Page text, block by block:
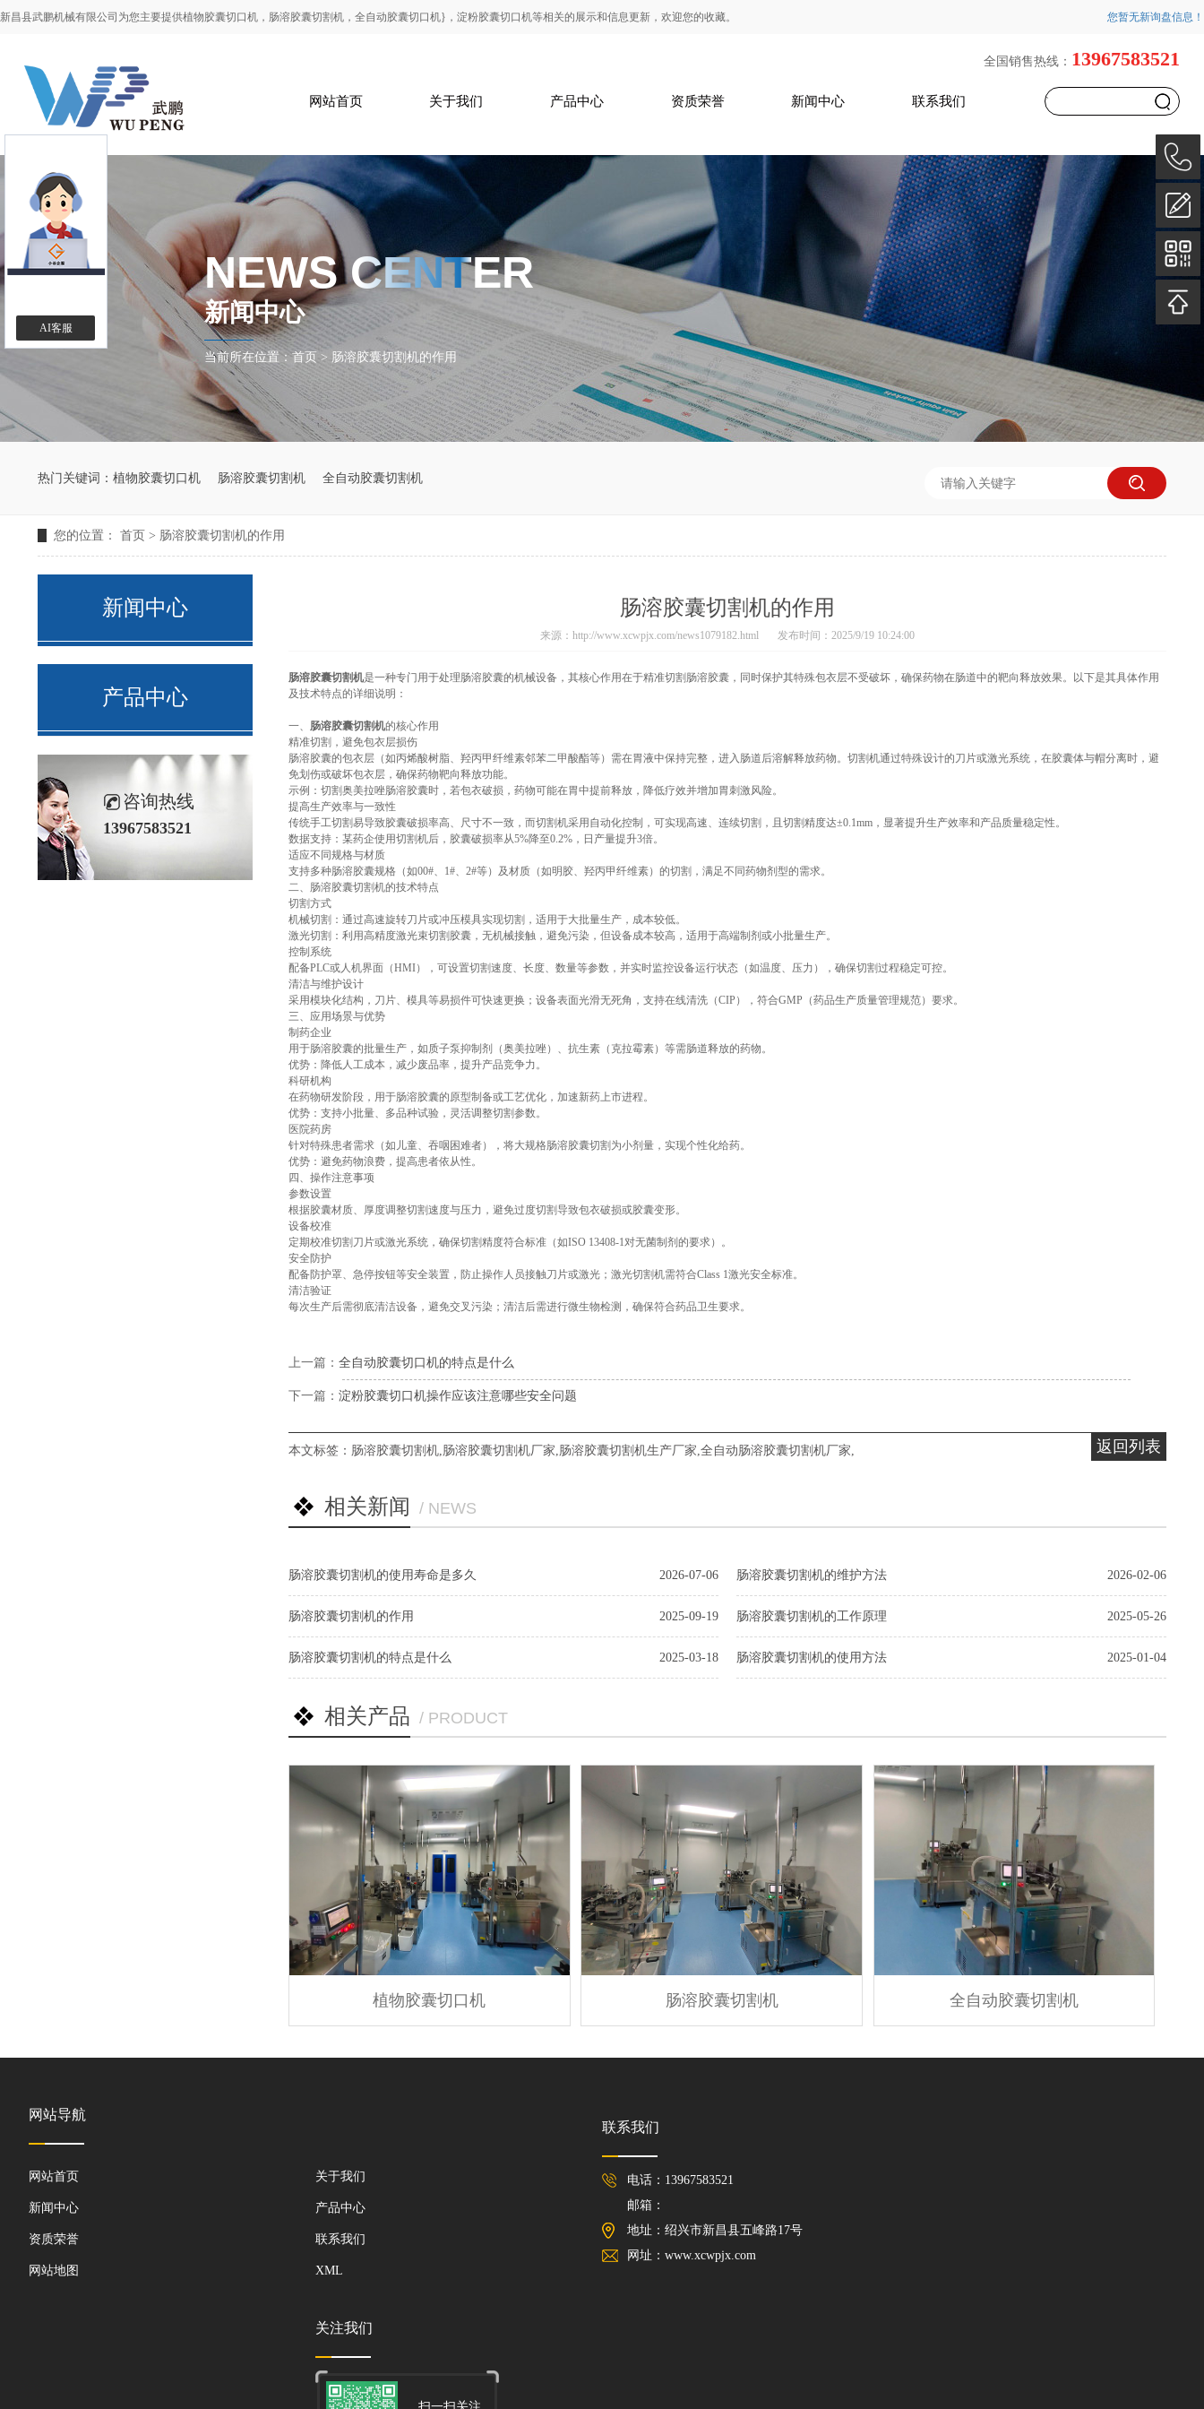
新昌县武鹏机械有限公司为您主要提供植物胶囊切口机 ，肠溶胶囊切割机，全自动胶囊切口机}，淀粉胶囊切口机等相关的展示和信息更新，欢迎您的收藏。 您暂无新询盘信息！
网站首页 关于我们 产品中心 资质荣誉 新闻中心 联系我们 `
全国销售热线： 13967583521
NEWS CENTER
新闻中心
当前所在位置：首页 > 肠溶胶囊切割机的作用
热门关键词： 植物胶囊切口机 肠溶胶囊切割机 全自动胶囊切割机
您的位置： 首页 > 肠溶胶囊切割机的作用
新闻中心
产品中心
咨询热线
13967583521
肠溶胶囊切割机的作用
来源：http://www.xcwpjx.com/news1079182.html 发布时间：2025/9/19 10:24:00
肠溶胶囊切割机是一种专门用于处理肠溶胶囊的机械设备，其核心作用在于精准切割肠溶胶囊，同时保护其特殊包衣层不受破坏，确保药物在肠道中的靶向释放效果。以下是其具体作用
及技术特点的详细说明：
一、 肠溶胶囊切割机的核心作用
精准切割，避免包衣层损伤
肠溶胶囊的包衣层（如丙烯酸树脂、羟丙甲纤维素邻苯二甲酸酯等）需在胃液中保持完整，进入肠道后溶解释放药物。切割机通过特殊设计的刀片或激光系统，在胶囊体与帽分离时，避
免划伤或破坏包衣层，确保药物靶向释放功能。
示例：切割奥美拉唑肠溶胶囊时，若包衣破损，药物可能在胃中提前释放，降低疗效并增加胃刺激风险。
提高生产效率与一致性
传统手工切割易导致胶囊破损率高、尺寸不一致，而切割机采用自动化控制，可实现高速、连续切割，且切割精度达±0.1mm，显著提升生产效率和产品质量稳定性。
数据支持：某药企使用切割机后，胶囊破损率从5%降至0.2%，日产量提升3倍。
适应不同规格与材质
支持多种肠溶胶囊规格（如00#、1#、2#等）及材质（如明胶、羟丙甲纤维素）的切割，满足不同药物剂型的需求。
二、肠溶胶囊切割机的技术特点
切割方式
机械切割：通过高速旋转刀片或冲压模具实现切割，适用于大批量生产，成本较低。
激光切割：利用高精度激光束切割胶囊，无机械接触，避免污染，但设备成本较高，适用于高端制剂或小批量生产。
控制系统
配备PLC或人机界面（HMI），可设置切割速度、长度、数量等参数，并实时监控设备运行状态（如温度、压力），确保切割过程稳定可控。
清洁与维护设计
采用模块化结构，刀片、模具等易损件可快速更换；设备表面光滑无死角，支持在线清洗（CIP），符合GMP（药品生产质量管理规范）要求。
三、应用场景与优势
制药企业
用于肠溶胶囊的批量生产，如质子泵抑制剂（奥美拉唑）、抗生素（克拉霉素）等需肠道释放的药物。
优势：降低人工成本，减少废品率，提升产品竞争力。
科研机构
在药物研发阶段，用于肠溶胶囊的原型制备或工艺优化，加速新药上市进程。
优势：支持小批量、多品种试验，灵活调整切割参数。
医院药房
针对特殊患者需求（如儿童、吞咽困难者），将大规格肠溶胶囊切割为小剂量，实现个性化给药。
优势：避免药物浪费，提高患者依从性。
四、操作注意事项
参数设置
根据胶囊材质、厚度调整切割速度与压力，避免过度切割导致包衣破损或胶囊变形。
设备校准
定期校准切割刀片或激光系统，确保切割精度符合标准（如ISO 13408-1对无菌制剂的要求）。
安全防护
配备防护罩、急停按钮等安全装置，防止操作人员接触刀片或激光；激光切割机需符合Class 1激光安全标准。
清洁验证
每次生产后需彻底清洁设备，避免交叉污染；清洁后需进行微生物检测，确保符合药品卫生要求。
上一篇： 全自动胶囊切口机的特点是什么
下一篇： 淀粉胶囊切口机操作应该注意哪些安全问题
返回列表
本文标签： 肠溶胶囊切割机,肠溶胶囊切割机厂家,肠溶胶囊切割机生产厂家,全自动肠溶胶囊切割机厂家,
相关新闻 / NEWS
2026-07-06
肠溶胶囊切割机的使用寿命是多久 2026-02-06
肠溶胶囊切割机的维护方法
2025-09-19
肠溶胶囊切割机的作用 2025-05-26
肠溶胶囊切割机的工作原理
2025-03-18
肠溶胶囊切割机的特点是什么 2025-01-04
肠溶胶囊切割机的使用方法
相关产品 / PRODUCT
植物胶囊切口机 肠溶胶囊切割机 全自动胶囊切割机
网站导航
网站首页 关于我们
新闻中心 产品中心
资质荣誉 联系我们
网站地图 XML
联系我们
电话：13967583521
邮箱：
地址：绍兴市新昌县五峰路17号
网址：www.xcwpjx.com
关注我们
AI客服